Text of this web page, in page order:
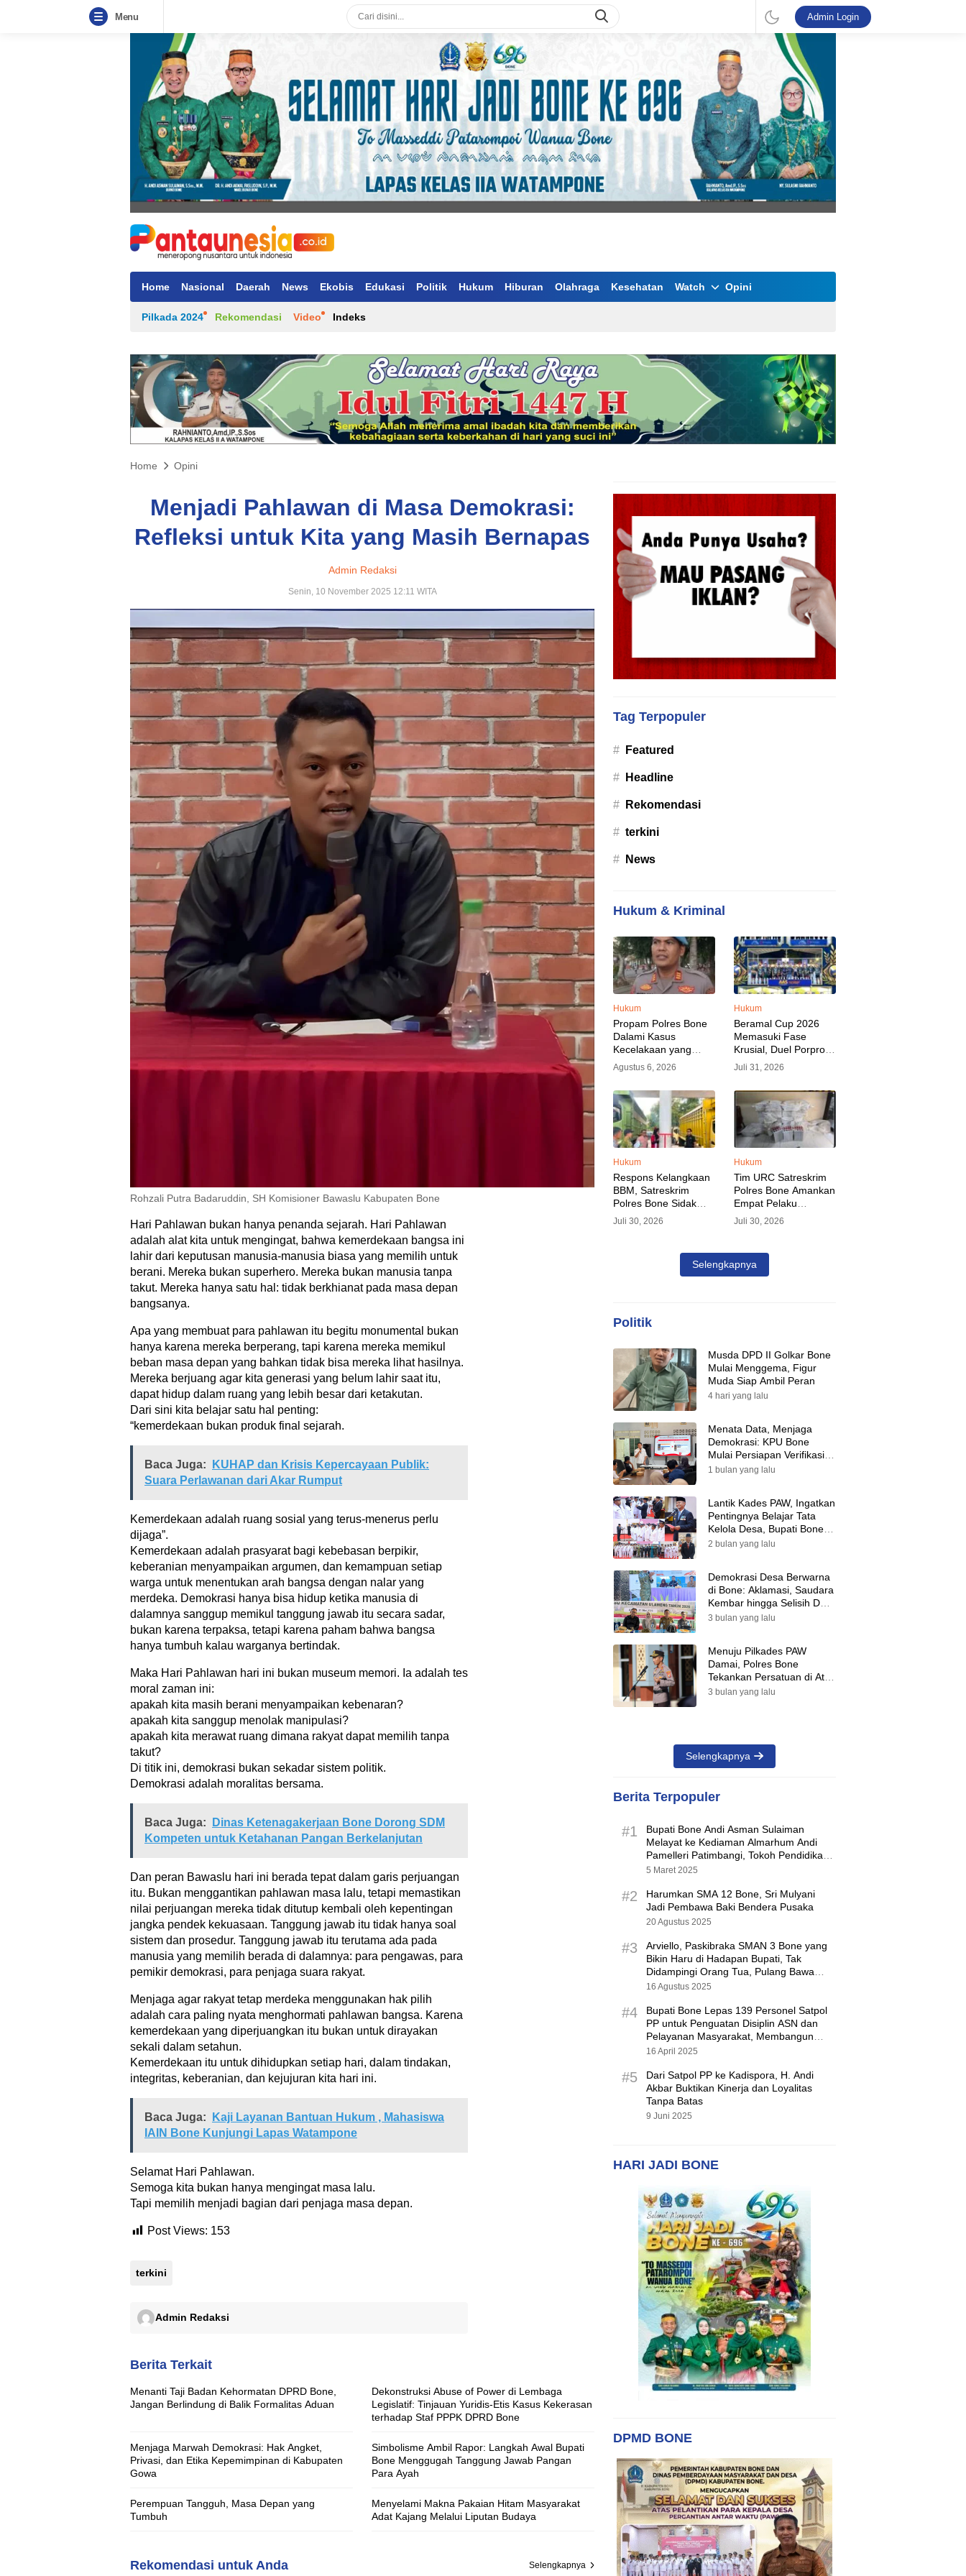
Menu Admin Login
Home Nasional Daerah News Ekobis Edukasi Politik Hukum Hiburan Olahraga Kesehatan Watch Opini
Pilkada 2024 Rekomendasi Video Indeks
Home Opini
Menjadi Pahlawan di Masa Demokrasi:
Refleksi untuk Kita yang Masih Bernapas
Admin Redaksi
Senin, 10 November 2025 12:11 WITA
Rohzali Putra Badaruddin, SH Komisioner Bawaslu Kabupaten Bone
Hari Pahlawan bukan hanya penanda sejarah. Hari Pahlawan
adalah alat kita untuk mengingat, bahwa kemerdekaan bangsa ini
lahir dari keputusan manusia-manusia biasa yang memilih untuk
berani. Mereka bukan superhero. Mereka bukan manusia tanpa
takut. Mereka hanya satu hal: tidak berkhianat pada masa depan
bangsanya.
Apa yang membuat para pahlawan itu begitu monumental bukan
hanya karena mereka berperang, tapi karena mereka memikul
beban masa depan yang bahkan tidak bisa mereka lihat hasilnya.
Mereka berjuang agar kita generasi yang belum lahir saat itu,
dapat hidup dalam ruang yang lebih besar dari ketakutan.
Dari sini kita belajar satu hal penting:
“kemerdekaan bukan produk final sejarah.
Baca Juga:
KUHAP dan Krisis Kepercayaan Publik:
Suara Perlawanan dari Akar Rumput
Kemerdekaan adalah ruang sosial yang terus-menerus perlu
dijaga”.
Kemerdekaan adalah prasyarat bagi kebebasan berpikir,
keberanian menyampaikan argumen, dan kemampuan setiap
warga untuk menentukan arah bangsa dengan nalar yang
merdeka. Demokrasi hanya bisa hidup ketika manusia di
dalamnya sanggup memikul tanggung jawab itu secara sadar,
bukan karena terpaksa, tetapi karena paham bahwa bangsa
hanya tumbuh kalau warganya bertindak.
Maka Hari Pahlawan hari ini bukan museum memori. Ia adalah tes
moral zaman ini:
apakah kita masih berani menyampaikan kebenaran?
apakah kita sanggup menolak manipulasi?
apakah kita merawat ruang dimana rakyat dapat memilih tanpa
takut?
Di titik ini, demokrasi bukan sekadar sistem politik.
Demokrasi adalah moralitas bersama.
Baca Juga:
Dinas Ketenagakerjaan Bone Dorong SDM
Kompeten untuk Ketahanan Pangan Berkelanjutan
Dan peran Bawaslu hari ini berada tepat dalam garis perjuangan
itu. Bukan menggantikan pahlawan masa lalu, tetapi memastikan
nilai perjuangan mereka tidak ditutup kembali oleh kepentingan
jangka pendek kekuasaan. Tanggung jawab itu tidak hanya soal
sistem dan prosedur. Tanggung jawab itu terutama ada pada
manusia yang memilih berada di dalamnya: para pengawas, para
pemikir demokrasi, para penjaga suara rakyat.
Menjaga agar rakyat tetap merdeka menggunakan hak pilih
adalah cara paling nyata menghormati pahlawan bangsa. Karena
kemerdekaan yang diperjuangkan itu bukan untuk dirayakan
sekali dalam setahun.
Kemerdekaan itu untuk dihidupkan setiap hari, dalam tindakan,
integritas, keberanian, dan kejujuran kita hari ini.
Baca Juga:
Kaji Layanan Bantuan Hukum , Mahasiswa
IAIN Bone Kunjungi Lapas Watampone
Selamat Hari Pahlawan.
Semoga kita bukan hanya mengingat masa lalu.
Tapi memilih menjadi bagian dari penjaga masa depan.
Post Views: 153
terkini
Admin Redaksi
Berita Terkait
Menanti Taji Badan Kehormatan DPRD Bone,
Jangan Berlindung di Balik Formalitas Aduan
Dekonstruksi Abuse of Power di Lembaga
Legislatif: Tinjauan Yuridis-Etis Kasus Kekerasan
terhadap Staf PPPK DPRD Bone
Menjaga Marwah Demokrasi: Hak Angket,
Privasi, dan Etika Kepemimpinan di Kabupaten
Gowa
Simbolisme Ambil Rapor: Langkah Awal Bupati
Bone Menggugah Tanggung Jawab Pangan
Para Ayah
Perempuan Tangguh, Masa Depan yang
Tumbuh
Menyelami Makna Pakaian Hitam Masyarakat
Adat Kajang Melalui Liputan Budaya
Rekomendasi untuk Anda Selengkapnya
Tag Terpopuler
# Featured
# Headline
# Rekomendasi
# terkini
# News
Hukum & Kriminal
Hukum
Propam Polres Bone
Dalami Kasus
Kecelakaan yang
Libatkan Oknum
Polisi, Pelaku Sudah
Diamankan
Agustus 6, 2026
Hukum
Beramal Cup 2026
Memasuki Fase
Krusial, Duel Porprov
Bone vs Trikora Wajo
Jadi Sorotan Malam
Ini
Juli 31, 2026
Hukum
Respons Kelangkaan
BBM, Satreskrim
Polres Bone Sidak
SPBU dan Pangkalan
LPG, AKP Alvin Aji
SPBU Agar Distribusi
BBM Tepat Sasaran
Juli 30, 2026
Hukum
Tim URC Satreskrim
Polres Bone Amankan
Empat Pelaku
Pencurian Aset PLN,
Kerugian Ditaksir
Juli 30, 2026
Selengkapnya
Politik
Musda DPD II Golkar Bone
Mulai Menggema, Figur
Muda Siap Ambil Peran
4 hari yang lalu
Menata Data, Menjaga
Demokrasi: KPU Bone
Mulai Persiapan Verifikasi
Partai Politik Menuju Pemilu
1 bulan yang lalu
Lantik Kades PAW, Ingatkan
Pentingnya Belajar Tata
Kelola Desa, Bupati Bone:
Tak Ada Lagi Kubu,
2 bulan yang lalu
Demokrasi Desa Berwarna
di Bone: Aklamasi, Saudara
Kembar hingga Selisih Dua
Suara Warnai Pilkades PAW
3 bulan yang lalu
Menuju Pilkades PAW
Damai, Polres Bone
Tekankan Persatuan di Atas
Perbedaan Pilihan
3 bulan yang lalu
Selengkapnya
Berita Terpopuler
#1
Bupati Bone Andi Asman Sulaiman
Melayat ke Kediaman Almarhum Andi
Pamelleri Patimbangi, Tokoh Pendidikan
Kabupaten Bone
5 Maret 2025
#2
Harumkan SMA 12 Bone, Sri Mulyani
Jadi Pembawa Baki Bendera Pusaka
20 Agustus 2025
#3
Arviello, Paskibraka SMAN 3 Bone yang
Bikin Haru di Hadapan Bupati, Tak
Didampingi Orang Tua, Pulang Bawa
Hadiah Motor
16 Agustus 2025
#4
Bupati Bone Lepas 139 Personel Satpol
PP untuk Penguatan Disiplin ASN dan
Pelayanan Masyarakat, Membangun
Pemerintahan yang Tertib dan Melayani
16 April 2025
#5
Dari Satpol PP ke Kadispora, H. Andi
Akbar Buktikan Kinerja dan Loyalitas
Tanpa Batas
9 Juni 2025
HARI JADI BONE
DPMD BONE